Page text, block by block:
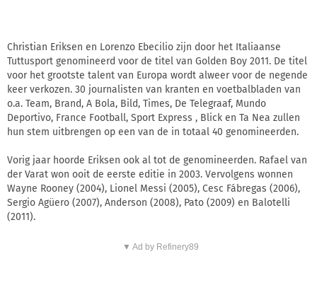
Christian Eriksen en Lorenzo Ebecilio zijn door het Italiaanse
Tuttusport genomineerd voor de titel van Golden Boy 2011. De titel
voor het grootste talent van Europa wordt alweer voor de negende
keer verkozen. 30 journalisten van kranten en voetbalbladen van
o.a. Team, Brand, A Bola, Bild, Times, De Telegraaf, Mundo
Deportivo, France Football, Sport Express , Blick en Ta Nea zullen
hun stem uitbrengen op een van de in totaal 40 genomineerden.
Vorig jaar hoorde Eriksen ook al tot de genomineerden. Rafael van
der Varat won ooit de eerste editie in 2003. Vervolgens wonnen
Wayne Rooney (2004), Lionel Messi (2005), Cesc Fábregas (2006),
Sergio Agüero (2007), Anderson (2008), Pato (2009) en Balotelli
(2011).
▼ Ad by Refinery89